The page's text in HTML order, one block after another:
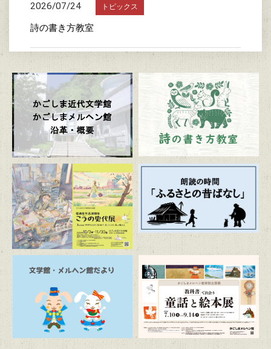
2026/07/24 トピックス
詩の書き方教室
2026/07/23
かごしま近代文学館特別企画展 「漫画家生活30周
年 こうの史代展 鳥がとび、ウサギもはねて、花
ゆれて、走ってこけて、長い道のり～かごしまスペ
シャルエディション～」
2026/07/20 トピックス
朗読の時間「ふるさとの昔ばなし」
2026/07/19 トピックス
駐車場および周辺道路混雑のお知らせ
2026/06/20 トピックス
「文学館・メルヘン館だより」(隔月発行)